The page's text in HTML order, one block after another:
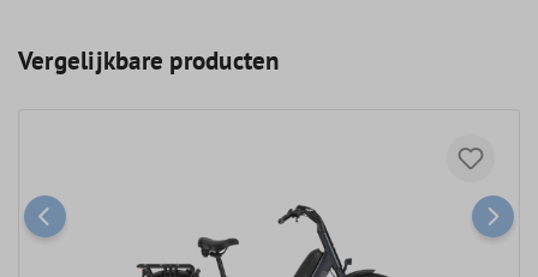
Vergelijkbare producten